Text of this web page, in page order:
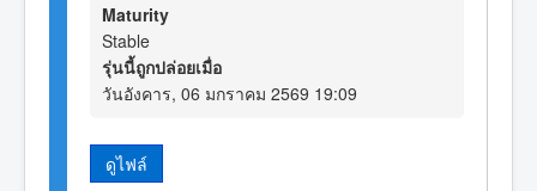
Maturity
Stable
รุ่นนี้ถูกปล่อยเมื่อ
วันอังคาร, 06 มกราคม 2569 19:09
ดูไฟล์